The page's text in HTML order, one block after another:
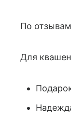
По
Для